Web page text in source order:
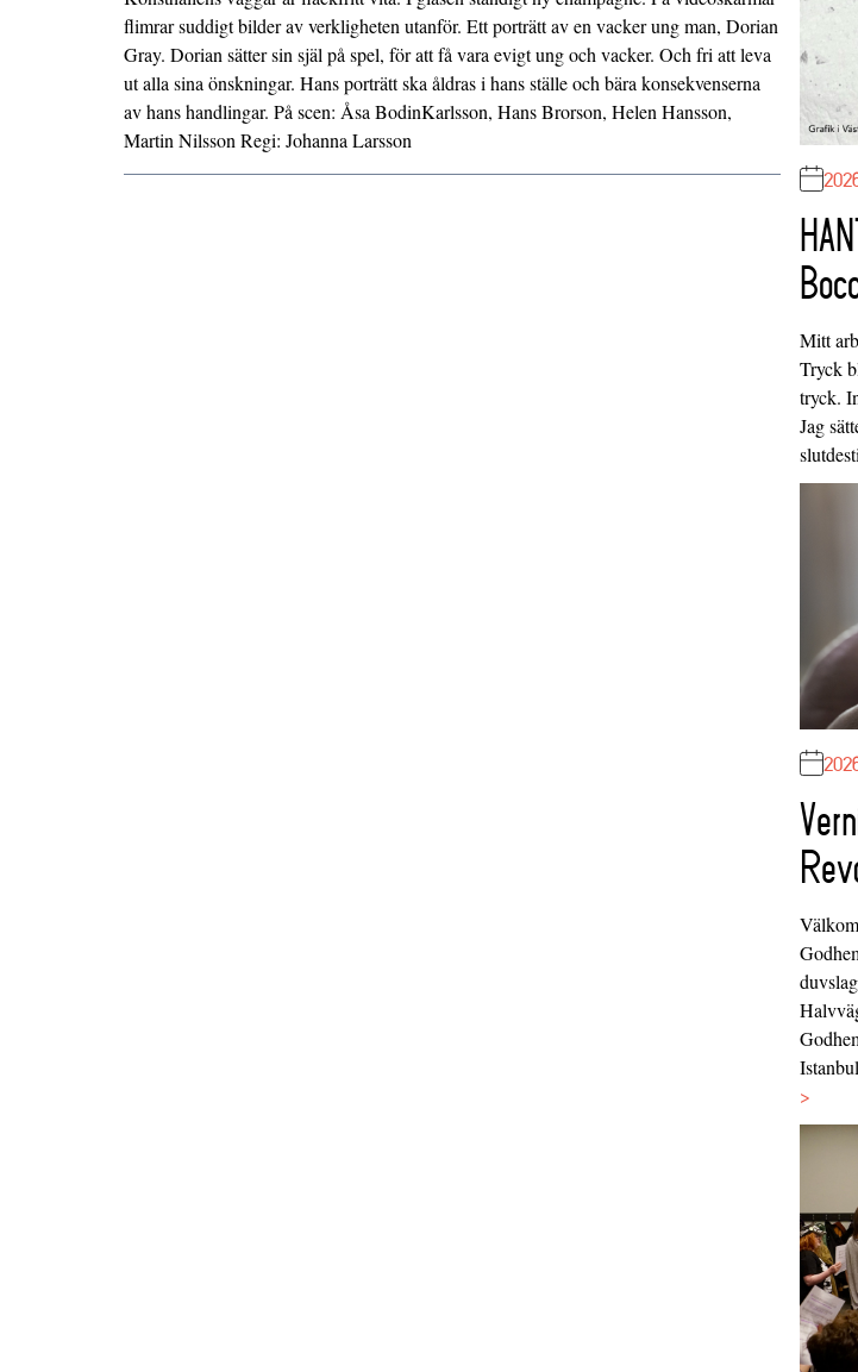
flimrar suddigt bilder av verkligheten utanför. Ett porträtt av en vacker ung man, Dorian
Gray. Dorian sätter sin själ på spel, för att få vara evigt ung och vacker. Och fri att leva
ut alla sina önskningar. Hans porträtt ska åldras i hans ställe och bära konsekvenserna
av hans handlingar. På scen: Åsa BodinKarlsson, Hans Brorson, Helen Hansson,
Martin Nilsson Regi: Johanna Larsson
Mitt
Tryck
tryck.
Jag
>